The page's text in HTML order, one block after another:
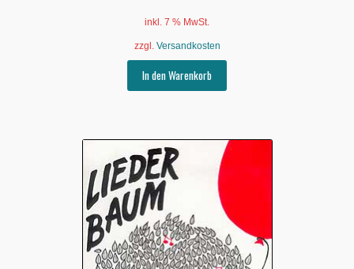
inkl. 7 % MwSt.
zzgl. Versandkosten
In den Warenkorb